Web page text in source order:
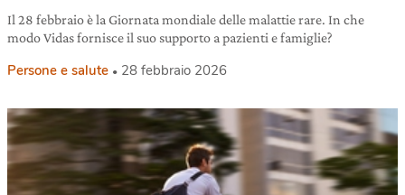
Il 28 febbraio è la Giornata mondiale delle malattie rare. In che
modo Vidas fornisce il suo supporto a pazienti e famiglie?
Persone e salute 28 febbraio 2026